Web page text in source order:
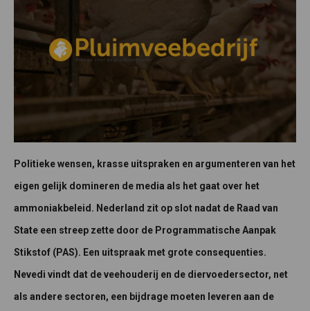
Politieke wensen, krasse uitspraken en argumenteren van het
eigen gelijk domineren de media als het gaat over het
ammoniakbeleid. Nederland zit op slot nadat de Raad van
State een streep zette door de Programmatische Aanpak
Stikstof (PAS). Een uitspraak met grote consequenties.
Nevedi vindt dat de veehouderij en de diervoedersector, net
als andere sectoren, een bijdrage moeten leveren aan de